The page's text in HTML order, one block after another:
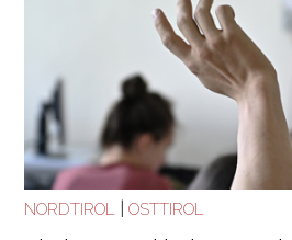
NORDTIROL OSTTIROL